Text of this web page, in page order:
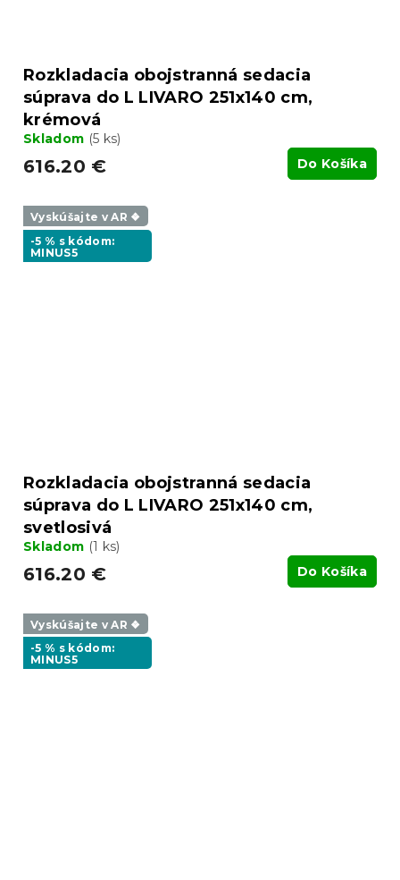
Rozkladacia obojstranná sedacia
súprava do L LIVARO 251x140 cm,
krémová
Skladom (5 ks)
616.20 € Do Košíka
Vyskúšajte v AR ❖
-5 % s kódom:
MINUS5
Rozkladacia obojstranná sedacia
súprava do L LIVARO 251x140 cm,
svetlosivá
Skladom (1 ks)
616.20 € Do Košíka
Vyskúšajte v AR ❖
-5 % s kódom:
MINUS5